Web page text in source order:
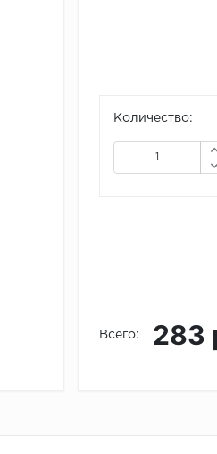
Количество:
Всего: 283